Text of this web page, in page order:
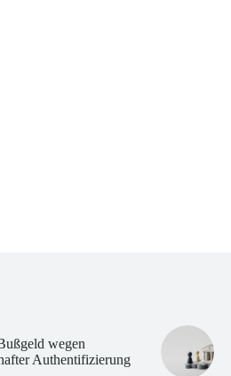
wegen
Authentifizierung